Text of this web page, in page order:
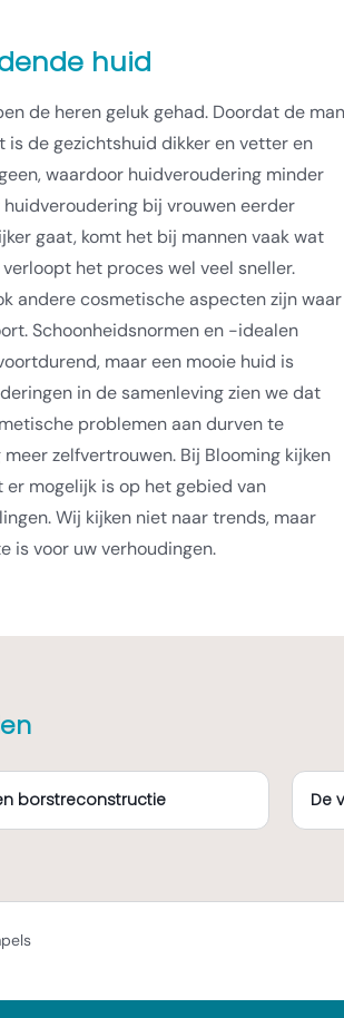
huid
de heren geluk gehad. Doordat de
is de gezichtshuid dikker en vetter en
waardoor huidveroudering minder
huidveroudering bij vrouwen eerder
gaat, komt het bij mannen vaak wat
het proces wel veel sneller.
andere cosmetische aspecten zijn waar
Schoonheidsnormen en -idealen
maar een mooie huid is
in de samenleving zien we dat
problemen aan durven te
zelfvertrouwen. Bij Blooming kijken
mogelijk is op het gebied van
Wij kijken niet naar trends, maar
is voor uw verhoudingen.
borstreconstructie De